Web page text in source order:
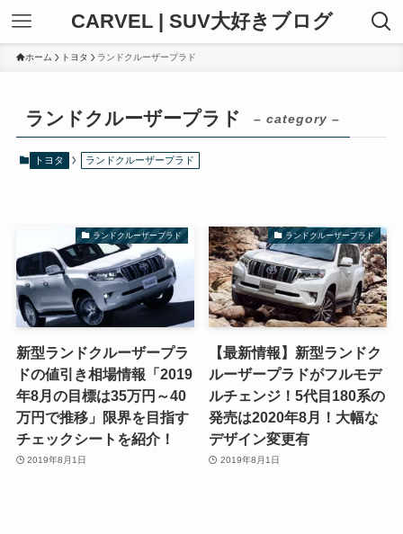
CARVEL | SUV大好きブログ
ホーム トヨタ ランドクルーザープラド
ランドクルーザープラド – category –
トヨタ ランドクルーザープラド
ランドクルーザープラド
新型ランドクルーザープラ
ドの値引き相場情報「2019
年8月の目標は35万円～40
万円で推移」限界を目指す
チェックシートを紹介！
2019年8月1日
ランドクルーザープラド
【最新情報】新型ランドク
ルーザープラドがフルモデ
ルチェンジ！5代目180系の
発売は2020年8月！大幅な
デザイン変更有
2019年8月1日